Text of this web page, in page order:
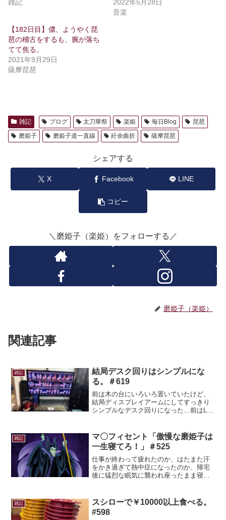
雑記
2022年5月28日
音楽
【182日目】儂、ようやく琵
琶の稽古をするも、腕が落ち
てて焦る。
2021年9月29日
薩摩琵琶
雑記 ブログ 太刀華祭 楽姫 毎日Blog
琵琶
磨姫子
磨姫子道一直線 紆余曲折 薩摩琵琶
シェアする
X Facebook LINE
コピー
＼磨姫子（楽姫）をフォローする／
磨姫子（楽姫）
関連記事
雑記
結局デスク回りはシンプルにな
る。＃619
前は木の台にいろいろ置いていたけど、
結局ディスプレイアームにしてすっきり
シンプルなデスク回りになった…前はL字
たので作業スペースが足りんｗ書類の記
入や作成等、事務処理が...
雑記
マ〇フィセント「傲慢な磨姫子は
一生寝てろ！」＃525
仕事が終わって疲れたのか、はたまた汗
をかき過ぎて熱中症になったのか、帰宅
後に猛烈な眠気に襲われ座ったまま寝て
床。起きれたものの、全然体が動かせな
い。数秒じっと...
雑記
スシローで￥10000以上食べる。
#598